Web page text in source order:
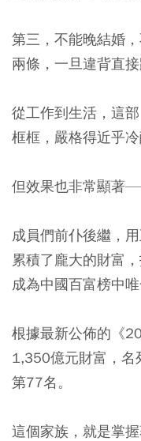
第三，不能晚結婚
兩條，一旦違背直
從工作到生活，這
框框，嚴格得近乎冷
但效果也非常顯著
成員們前仆後繼，
累積了龐大的財富
成為中國百富榜中
根據最新公佈的《
1,350億元財富，名
第77名。
這個家族，就是掌